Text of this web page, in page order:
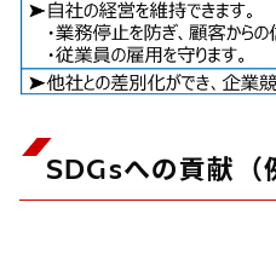
SDGsへの貢献（